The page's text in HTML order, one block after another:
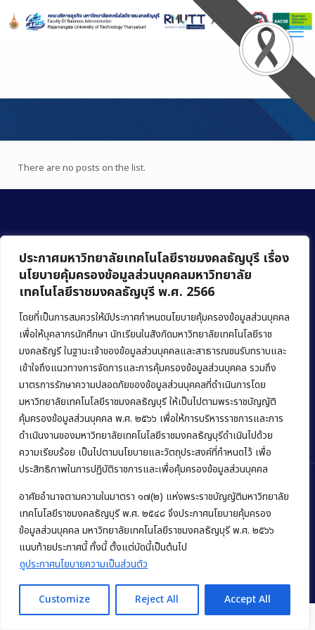
ประกาศมหาวิทยาลัยเทคโนโลยีราชมงคลธัญบุรี เรื่อง
นโยบายคุ้มครองข้อมูลส่วนบุคคลมหาวิทยาลัย
เทคโนโลยีราชมงคลธัญบุรี พ.ศ. 2566
โดยที่เป็นการสมควรให้มีประกาศกำหนดนโยบายคุ้มครองข้อมูลส่วนบุคคล
เพื่อให้บุคลากรนักศึกษา นักเรียนในสังกัดมหาวิทยาลัยเทคโนโลยีราช
มงคลธัญรี ในฐานะเจ้าของข้อมูลส่วนบุคคลและสาธารณชนรับทราบและ
เข้าใจถึงแนวทางการจัดการและการคุ้มครองข้อมูลส่วนบุคคล รวมถึง
มาตรการรักษาความปลอดภัยของข้อมูลส่วนบุคคลที่ดำเนินการโดย
มหาวิทยาลัยเทคโนโลยีราชมงคลธัญบุรี ให้เป็นไปตามพระราชบัญญัติ
คุ้มครองข้อมูลส่วนบุคคล พ.ศ. ๒๕๖๖ เพื่อให้การบริหารราชการและการ
ดำเนินงานของมหาวิทยาลัยเทคโนโลยีราชมงคลธัญบุรีดำเนินไปด้วย
ความเรียบร้อย เป็นไปตามนโยบายและวัตถุประสงค์ที่กำหนดไว้ เพื่อ
ประสิทธิภาพในการปฏิบัติราชการและเพื่อคุ้มครองข้อมูลส่วนบุคคล
อาศัยอำนาจตามความในมาตรา ๑๗(๒) แห่งพระราชบัญญัติมหาวิทยาลัย
เทคโนโลยีราชมงคลธัญบุรี พ.ศ. ๒๕๔๘ จึงประกาศนโยบายคุ้มครอง
ข้อมูลส่วนบุคคล มหาวิทยาลัยเทคโนโลยีราชมงคลธัญบุรี พ.ศ. ๒๕๖๖
แนบท้ายประกาศนี้ ทั้งนี้ ตั้งแต่บัดนี้เป็นต้นไป
ดูประกาศนโยบายความเป็นส่วนตัว
Customize Reject All Accept All
Content
There are no posts on the list.
คณะบริหารธุรกิจ
มหาวิทยาลัยเทคโนโลยีราชมงคลธัญบุรี
39 หมู่ 1 ถนนรังสิต-นครนายก ตำบลคลองหก
อำเภอคลองหลวง จังหวัดปทุมธานี 12120
Phone:
+66 (0) 2549 3243 , +66 (0) 2549 3241
E-mail:bus@rmutt.ac.th
Copyright © 2022 คณะบริหารธุรกิจ มหาวิทยาลัยเทคโนโลยีราชมงคล
ธัญบุรี